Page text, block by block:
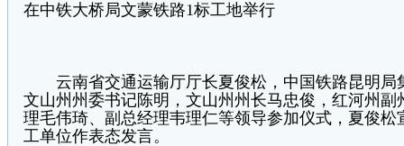
在中铁大桥局文蒙铁路1标工地举行
云南省交通运输厅厅长夏俊松，中国铁路昆明局
文山州州委书记陈明，文山州州长马忠俊，红河州
理毛伟琦、副总经理韦理仁等领导参加仪式，夏俊
工单位作表态发言。